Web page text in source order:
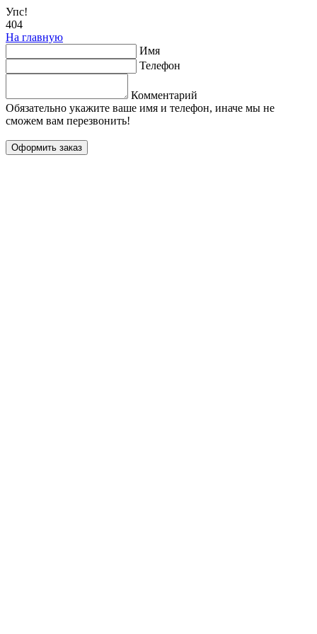
Упс!
404
На главную
Имя
Телефон
Комментарий
Обязательно укажите ваше имя и телефон, иначе мы не
сможем вам перезвонить!
Оформить заказ